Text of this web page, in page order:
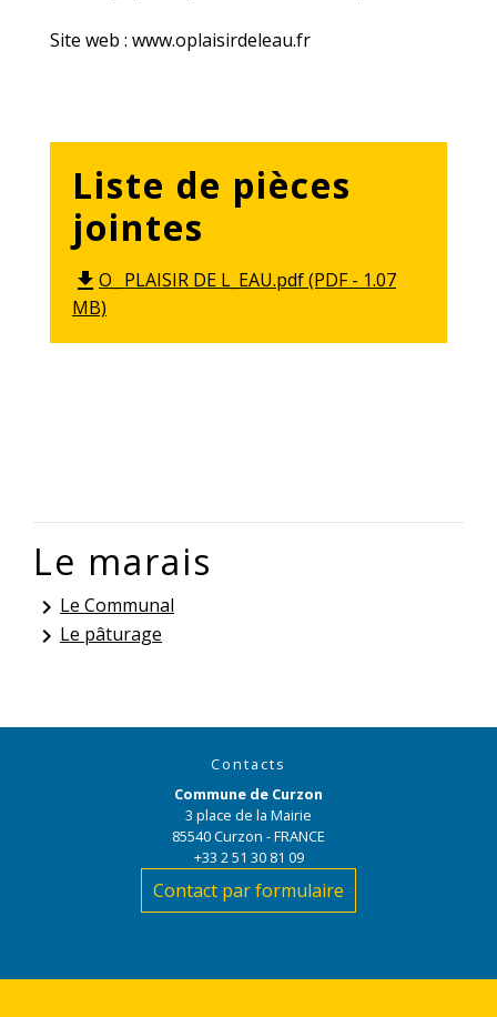
Site web : www.oplaisirdeleau.fr
Liste de pièces
jointes
file_download O_ PLAISIR DE L_EAU.pdf (PDF - 1.07
MB)
Le marais
keyboard_arrow_right Le Communal
keyboard_arrow_right Le pâturage
Contacts
Commune de Curzon
3 place de la Mairie
85540 Curzon - FRANCE
+33 2 51 30 81 09
Contact par formulaire